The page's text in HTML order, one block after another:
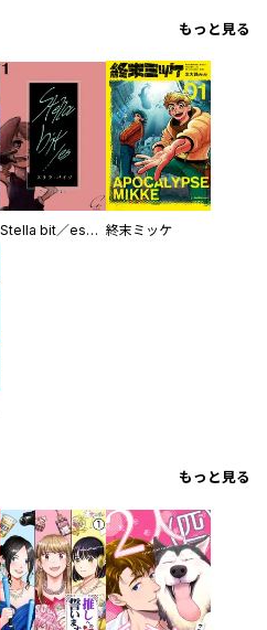
もっと見る
Stella bit／es【単話版】 終末ミッケ
もっと見る